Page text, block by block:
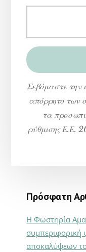
Σεβόμαστε την
απόρρητο των
τα
ρύθμισης Ε.Ε.
Πρόσφατη
Η Φωστηρία
συμπεριφορική
αποκαλύψεων